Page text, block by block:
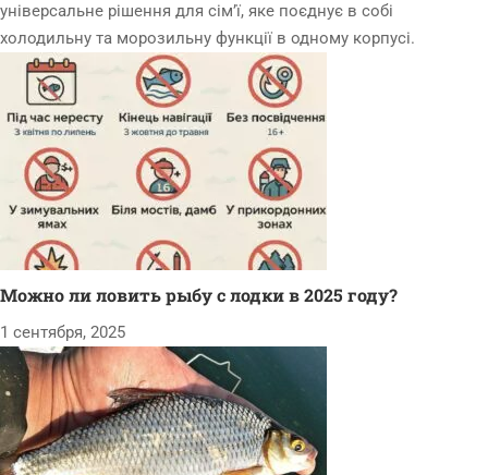
універсальне рішення для сім’ї, яке поєднує в собі
холодильну та морозильну функції в одному корпусі.
Можно ли ловить рыбу с лодки в 2025 году?
1 сентября, 2025